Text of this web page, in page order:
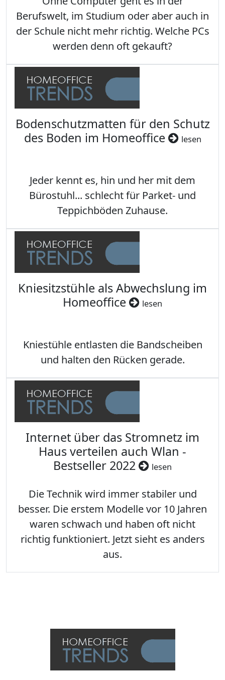
Berufswelt, im Studium oder aber auch in
der Schule nicht mehr richtig. Welche PCs
werden denn oft gekauft?
Bodenschutzmatten für den Schutz
des Boden im Homeoffice
lesen
Jeder kennt es, hin und her mit dem
Bürostuhl... schlecht für Parket- und
Teppichböden Zuhause.
Kniesitzstühle als Abwechslung im
Homeoffice
lesen
Kniestühle entlasten die Bandscheiben
und halten den Rücken gerade.
Internet über das Stromnetz im
Haus verteilen auch Wlan -
Bestseller 2022
lesen
Die Technik wird immer stabiler und
besser. Die erstem Modelle vor 10 Jahren
waren schwach und haben oft nicht
richtig funktioniert. Jetzt sieht es anders
aus.